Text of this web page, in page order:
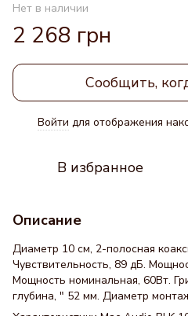
Нет в наличии
2 268 грн
Сообщить,
Войти для отображения
В избранное
Описание
Диаметр 10 см, 2-полосная
Чувствительность, 89 дБ.
Мощность номинальная, 60Вт.
глубина, " 52 мм. Диаметр